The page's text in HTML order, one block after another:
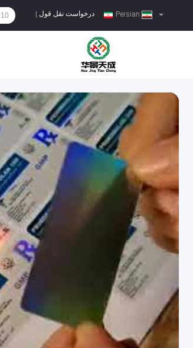
درخواست نقل قول